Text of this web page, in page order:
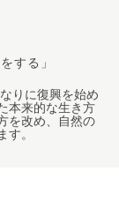
する」
りに復興を始め
本来的な生き方
を改め、自然の
。